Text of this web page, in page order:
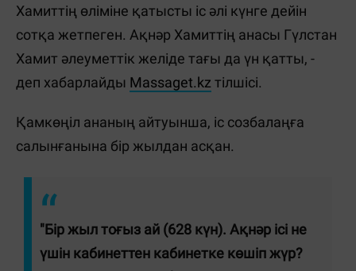
Хамиттің өліміне қатысты іс әлі күнге дейін
сотқа жетпеген. Ақнәр Хамиттің анасы Гүлстан
Хамит әлеуметтік желіде тағы да үн қатты, -
деп хабарлайды Massaget.kzтілшісі.
Қамкөңіл ананың айтуынша, іс созбалаңға
салынғанына бір жылдан асқан.
"Бір жыл тоғыз ай (628 күн). Ақнәр ісі не
үшін кабинеттен кабинетке көшіп жүр?